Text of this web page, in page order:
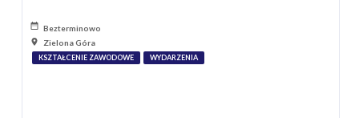
Bezterminowo
Zielona Góra
KSZTAŁCENIE ZAWODOWE WYDARZENIA